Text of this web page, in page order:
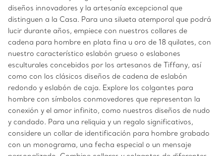
diseños innovadores y la artesanía excepcional que
distinguen a la Casa. Para una silueta atemporal que podrá
lucir durante años, empiece con nuestros collares de
cadena para hombre en plata fina u oro de 18 quilates, con
nuestro característico eslabón grueso o eslabones
esculturales concebidos por los artesanos de Tiffany, así
como con los clásicos diseños de cadena de eslabón
redondo y eslabón de caja. Explore los colgantes para
hombre con símbolos conmovedores que representan la
conexión y el amor infinito, como nuestros diseños de nudo
y candado. Para una reliquia y un regalo significativos,
considere un collar de identificación para hombre grabado
con un monograma, una fecha especial o un mensaje